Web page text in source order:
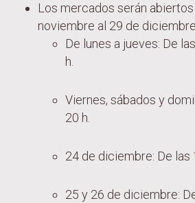
Los mercados serán
noviembre al 29 de
De lunes a jueves: De
h.
Viernes, sábados y
20 h.
24 de diciembre: De las
25 y 26 de diciembre: